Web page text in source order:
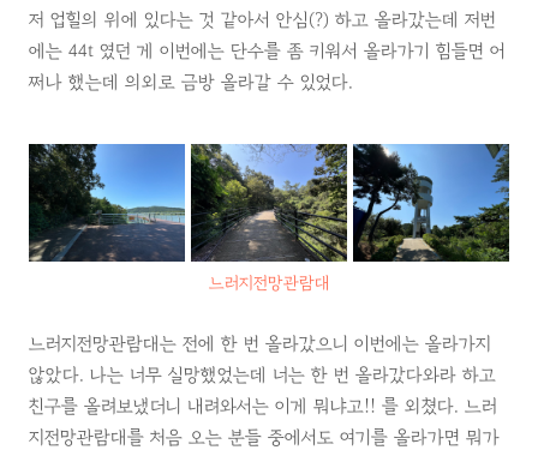
저 업힐의 위에 있다는 것 같아서 안심(?) 하고 올라갔는데 저번
에는 44t 였던 게 이번에는 단수를 좀 키워서 올라가기 힘들면 어
쩌나 했는데 의외로 금방 올라갈 수 있었다.
느러지전망관람대
느러지전망관람대는 전에 한 번 올라갔으니 이번에는 올라가지
않았다. 나는 너무 실망했었는데 너는 한 번 올라갔다와라 하고
친구를 올려보냈더니 내려와서는 이게 뭐냐고!! 를 외쳤다. 느러
지전망관람대를 처음 오는 분들 중에서도 여기를 올라가면 뭐가